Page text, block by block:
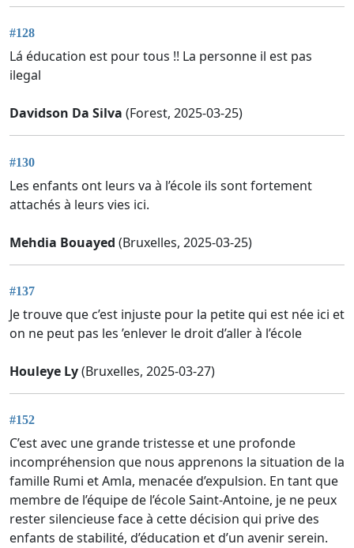
#128
Lá éducation est pour tous !! La personne il est pas
ilegal
Davidson Da Silva (Forest, 2025-03-25)
#130
Les enfants ont leurs va à l’école ils sont fortement
attachés à leurs vies ici.
Mehdia Bouayed (Bruxelles, 2025-03-25)
#137
Je trouve que c’est injuste pour la petite qui est née ici et
on ne peut pas les ’enlever le droit d’aller à l’école
Houleye Ly(Bruxelles, 2025-03-27)
#152
C’est avec une grande tristesse et une profonde
incompréhension que nous apprenons la situation de la
famille Rumi et Amla, menacée d’expulsion. En tant que
membre de l’équipe de l’école Saint-Antoine, je ne peux
rester silencieuse face à cette décision qui prive des
enfants de stabilité, d’éducation et d’un avenir serein.